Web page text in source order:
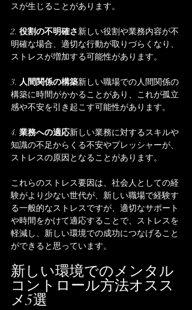
スが生じることがあります。
2. 役割の不明確さ新しい役割や業務内容が不
明確な場合、適切な行動が取りづらくなり、
ストレスが増加する可能性があります。
3. 人間関係の構築新しい職場での人間関係の
構築に時間がかかることがあり、これが孤立
感や不安を引き起こす可能性があります。
4. 業務への適応新しい業務に対するスキルや
知識の不足からくる不安やプレッシャーが、
ストレスの原因となることがあります。
これらのストレス要因は、社会人としての経
験がより少ない世代が、新しい職場で経験す
る一般的なストレスですが、適切なサポート
や時間をかけて適応することで、ストレスを
軽減し、新しい環境での成功につなげること
ができると思っています。
新しい環境でのメンタル
コントロール方法オスス
メ5選